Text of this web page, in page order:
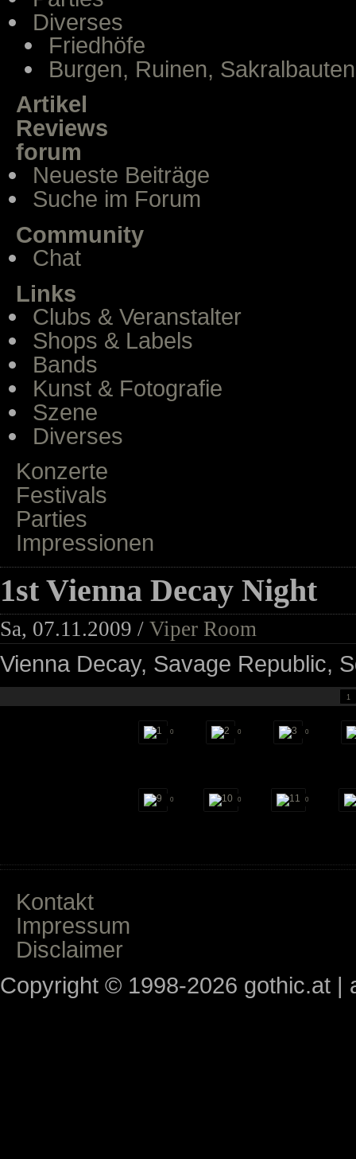
Diverses
Friedhöfe
Burgen, Ruinen, Sakralbauten
Artikel
Reviews
forum
Neueste Beiträge
Suche im Forum
Community
Chat
Links
Clubs & Veranstalter
Shops & Labels
Bands
Kunst & Fotografie
Szene
Diverses
Konzerte
Festivals
Parties
Impressionen
1st Vienna Decay Night
Sa, 07.11.2009 / Viper Room
Vienna Decay, Savage Republic,
1
0 0 0
0 0 0
Kontakt
Impressum
Disclaimer
Copyright © 1998-2026 gothic.at |